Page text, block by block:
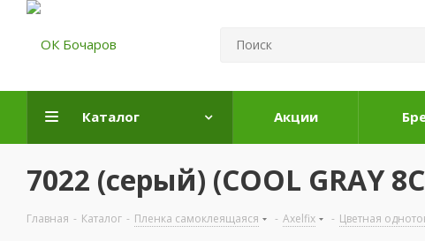
Каталог Акции
7022 (серый) (COOL GRAY
Главная - Каталог - Пленка самоклеящаяся - Axelfix - Цветная